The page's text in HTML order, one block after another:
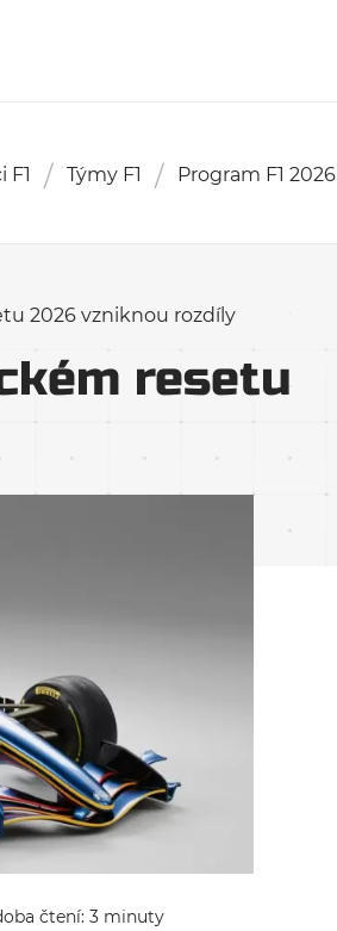
F1 Týmy F1 Program F1 2026
2026 vzniknou rozdíly
resetu
čtení: 3 minuty